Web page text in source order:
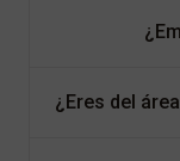
¿Eres del